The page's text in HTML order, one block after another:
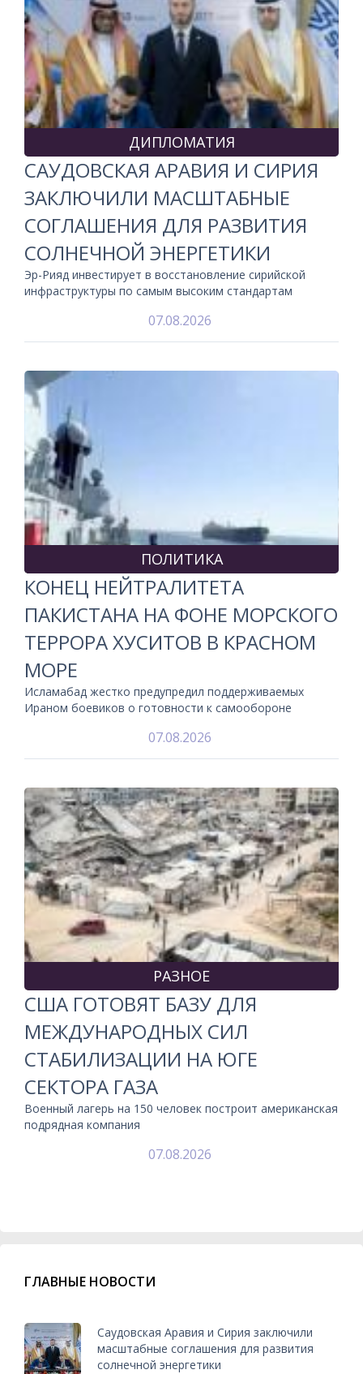
ДИПЛОМАТИЯ
САУДОВСКАЯ АРАВИЯ И СИРИЯ
ЗАКЛЮЧИЛИ МАСШТАБНЫЕ
СОГЛАШЕНИЯ ДЛЯ РАЗВИТИЯ
СОЛНЕЧНОЙ ЭНЕРГЕТИКИ
Эр-Рияд инвестирует в восстановление сирийской
инфраструктуры по самым высоким стандартам
07.08.2026
ПОЛИТИКА
КОНЕЦ НЕЙТРАЛИТЕТА
ПАКИСТАНА НА ФОНЕ МОРСКОГО
ТЕРРОРА ХУСИТОВ В КРАСНОМ
МОРЕ
Исламабад жестко предупредил поддерживаемых
Ираном боевиков о готовности к самообороне
07.08.2026
РАЗНОЕ
США ГОТОВЯТ БАЗУ ДЛЯ
МЕЖДУНАРОДНЫХ СИЛ
СТАБИЛИЗАЦИИ НА ЮГЕ
СЕКТОРА ГАЗА
Военный лагерь на 150 человек построит американская
подрядная компания
07.08.2026
ГЛАВНЫЕ НОВОСТИ
Саудовская Аравия и Сирия заключили
масштабные соглашения для развития
солнечной энергетики